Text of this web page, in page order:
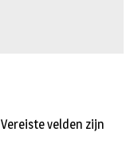
Vereiste velden zijn